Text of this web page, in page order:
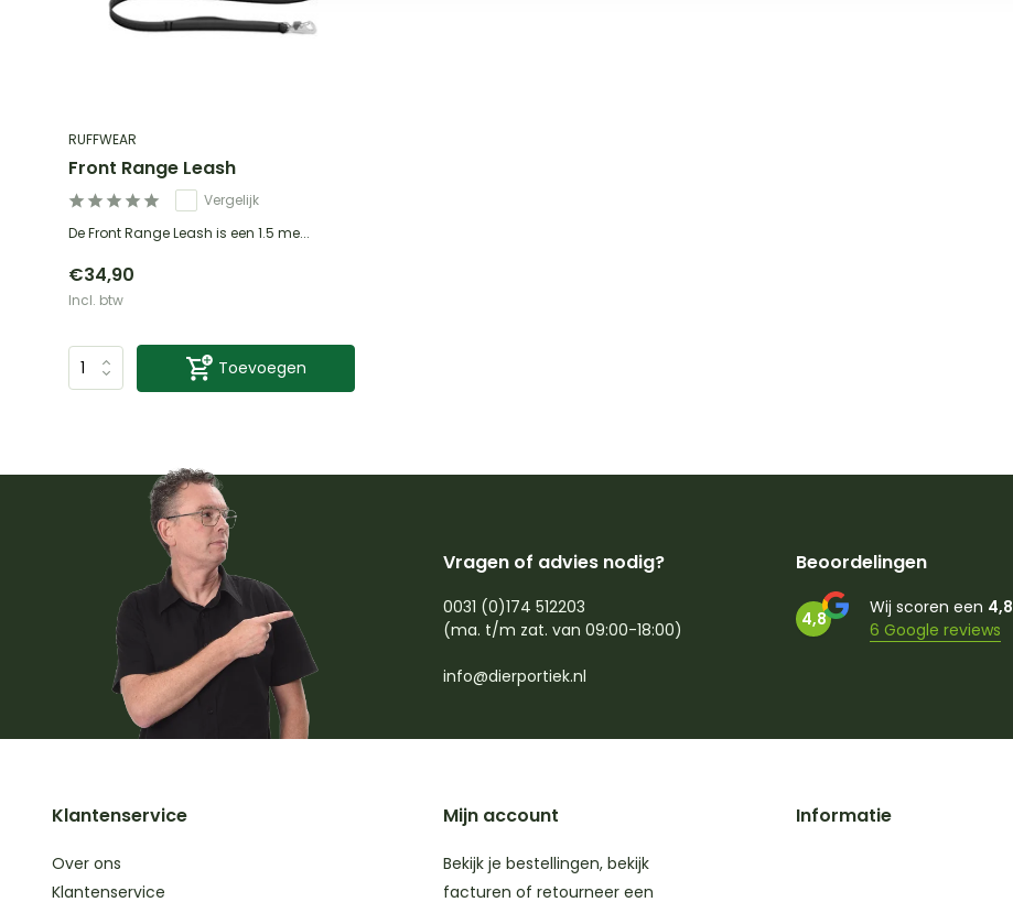
RUFFWEAR
Front Range Leash
Vergelijk
De Front Range Leash is een 1.5 me...
€34,90
Incl. btw
Toevoegen
Vragen of advies nodig?
0031 (0)174 512203
(ma. t/m zat. van 09:00-18:00)
info@dierportiek.nl
Beoordelingen
4,8
Wij scoren een 4,8
6 Google reviews
Klantenservice
Over ons
Klantenservice
Mijn account
Bekijk je bestellingen, bekijk
facturen of retourneer een
Informatie